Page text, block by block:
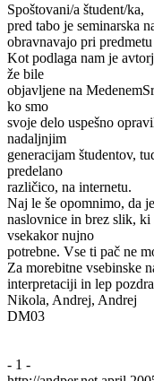
Spoštovani/a študent/ka,
pred tabo je seminarska
obravnavajo pri
Kot podlaga nam je
že bile
objavljene na
ko smo
svoje delo uspešno
nadaljnjim
generacijam študentov,
predelano
različico, na internetu.
Naj le še opomnimo, da
naslovnice in brez slik, ki
vsekakor nujno
potrebne. Vse ti pač ne
Za morebitne vsebinske
interpretaciji in lep
Nikola, Andrej, Andrej
DM03
- 1 -